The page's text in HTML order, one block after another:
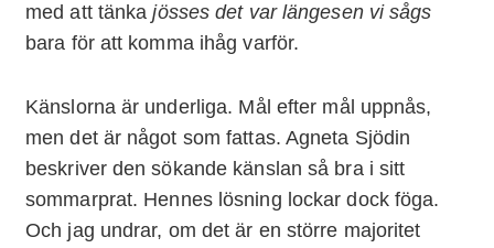
med att tänkajösses det var längesen vi sågs
bara för att komma ihåg varför.
Känslorna är underliga. Mål efter mål uppnås,
men det är något som fattas. Agneta Sjödin
beskriver den sökande känslan så bra i sitt
sommarprat. Hennes lösning lockar dock föga.
Och jag undrar, om det är en större majoritet